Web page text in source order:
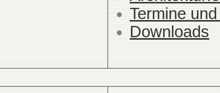
Termine
Downloads